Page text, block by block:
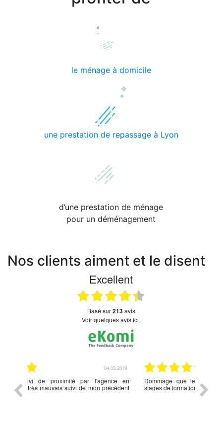
le ménage à domicile
une prestation de repassage à Lyon
d’une prestation de ménage
pour un déménagement
Nos clients aiment et le disent
Excellent
basé sur213avis
Voir quelques avis ici.
23.02.2019
Dommage que les intervenantes ne suivent pas de
stages de formation comme dans d autres associations,